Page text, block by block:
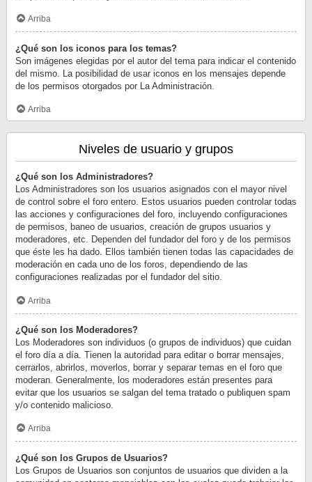
Arriba
¿Qué son los iconos para los temas?
Son imágenes elegidas por el autor del tema para indicar el contenido
del mismo. La posibilidad de usar iconos en los mensajes depende
de los permisos otorgados por La Administración.
Arriba
Niveles de usuario y grupos
¿Qué son los Administradores?
Los Administradores son los usuarios asignados con el mayor nivel
de control sobre el foro entero. Estos usuarios pueden controlar todas
las acciones y configuraciones del foro, incluyendo configuraciones
de permisos, baneo de usuarios, creación de grupos usuarios y
moderadores, etc. Dependen del fundador del foro y de los permisos
que éste les ha dado. Ellos también tienen todas las capacidades de
moderación en cada uno de los foros, dependiendo de las
configuraciones realizadas por el fundador del sitio.
Arriba
¿Qué son los Moderadores?
Los Moderadores son individuos (o grupos de individuos) que cuidan
el foro día a día. Tienen la autoridad para editar o borrar mensajes,
cerrarlos, abrirlos, moverlos, borrar y separar temas en el foro que
moderan. Generalmente, los moderadores están presentes para
evitar que los usuarios se salgan del tema tratado o publiquen spam
y/o contenido malicioso.
Arriba
¿Qué son los Grupos de Usuarios?
Los Grupos de Usuarios son conjuntos de usuarios que dividen a la